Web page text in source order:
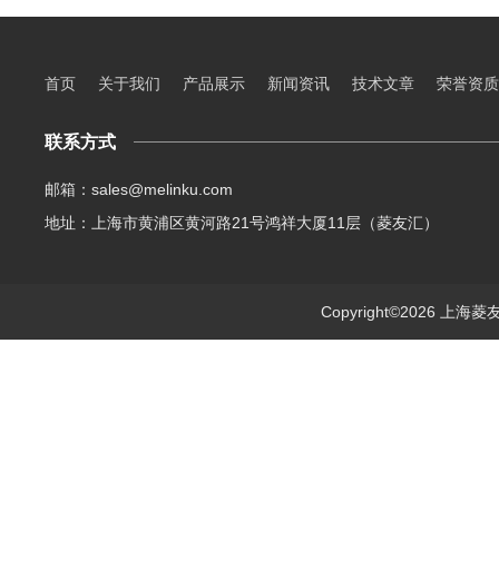
首页 关于我们 产品展示 新闻资讯 技术文章 荣誉资质
联系方式
邮箱：sales@melinku.com
地址：上海市黄浦区黄河路21号鸿祥大厦11层（菱友汇）
Copyright©2026 上海菱